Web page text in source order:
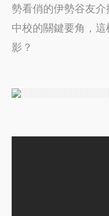
勢看俏的伊勢谷友
中校的關鍵要角，
影？